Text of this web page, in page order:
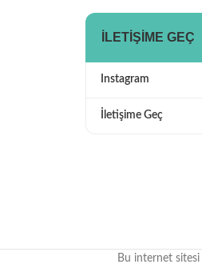
İLETIŞIME GEÇ
Instagram
İletişime Geç
Bu internet sitesi